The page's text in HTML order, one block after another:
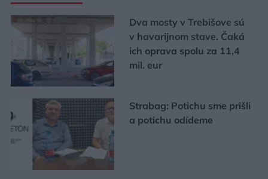
Dva mosty v Trebišove sú
v havarijnom stave. Čaká
ich oprava spolu za 11,4
mil. eur
Strabag: Potichu sme prišli
a potichu odídeme